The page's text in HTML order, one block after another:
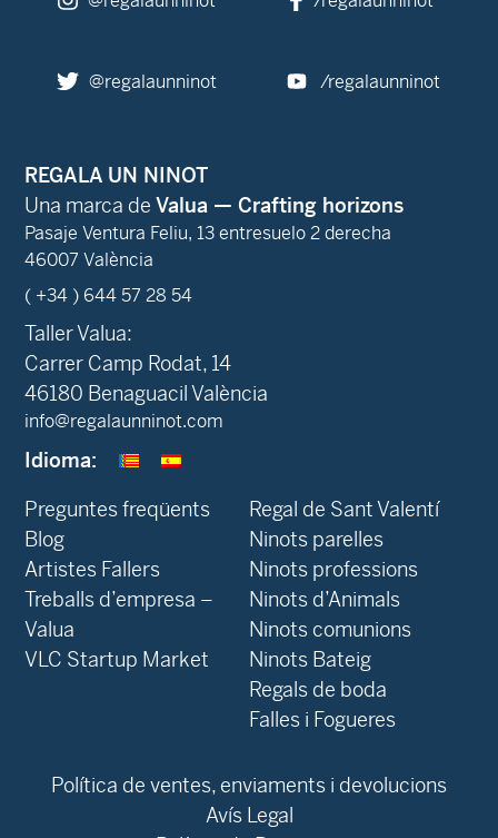
@regalaunninot /regalaunninot
REGALA UN NINOT
Una marca de Valua — Crafting horizons
Pasaje Ventura Feliu, 13 entresuelo 2 derecha
46007 València
( +34 ) 644 57 28 54
Taller Valua:
Carrer Camp Rodat, 14
46180 Benaguacil València
info@regalaunninot.com
Idioma:
Preguntes freqüents
Blog
‍Artistes Fallers
Treballs d’empresa –
Valua
VLC Startup Market
Regal de Sant Valentí
Ninots parelles
Ninots professions
Ninots d’Animals
Ninots comunions
Ninots Bateig
Regals de boda
Falles i Fogueres
Política de ventes, enviaments i devolucions
Avís Legal